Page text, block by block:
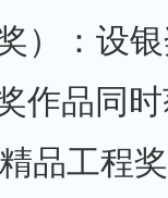
）：设
作品同
品工程奖